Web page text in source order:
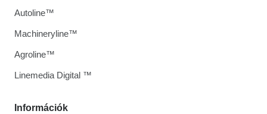
Információk
Autoline™
Machineryline™
Agroline™
Linemedia Digital ™